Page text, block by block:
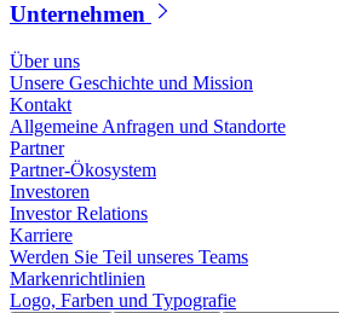
Unternehmen
Über uns
Unsere Geschichte und Mission
Kontakt
Allgemeine Anfragen und Standorte
Partner
Partner-Ökosystem
Investoren
Investor Relations
Karriere
Werden Sie Teil unseres Teams
Markenrichtlinien
Logo, Farben und Typografie